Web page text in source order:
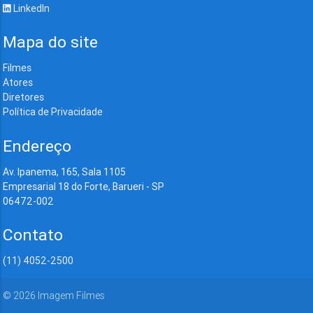
LinkedIn
Mapa do site
Filmes
Atores
Diretores
Política de Privacidade
Endereço
Av. Ipanema, 165, Sala 1105
Empresarial 18 do Forte, Barueri - SP
06472-002
Contato
(11) 4052-2500
© 2026 Imagem Filmes